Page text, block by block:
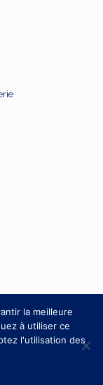
la meilleure
à utiliser ce
l'utilisation des